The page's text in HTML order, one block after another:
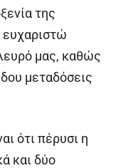
της
ευχαριστώ
μας, καθώς
μεταδόσεις
ότι πέρυσι η
και δύο